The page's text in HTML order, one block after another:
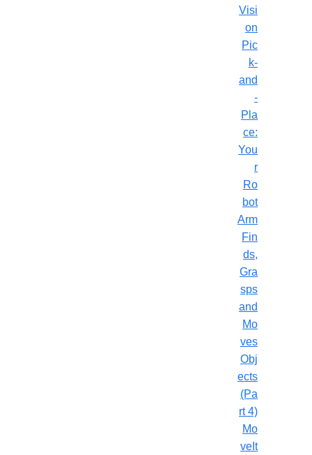
Visi
on
Pic
k-
and
-
Pla
ce:
You
r
Ro
bot
Arm
Fin
ds,
Gra
sps
and
Mo
ves
Obj
ects
(Pa
rt 4)
Mo
veIt